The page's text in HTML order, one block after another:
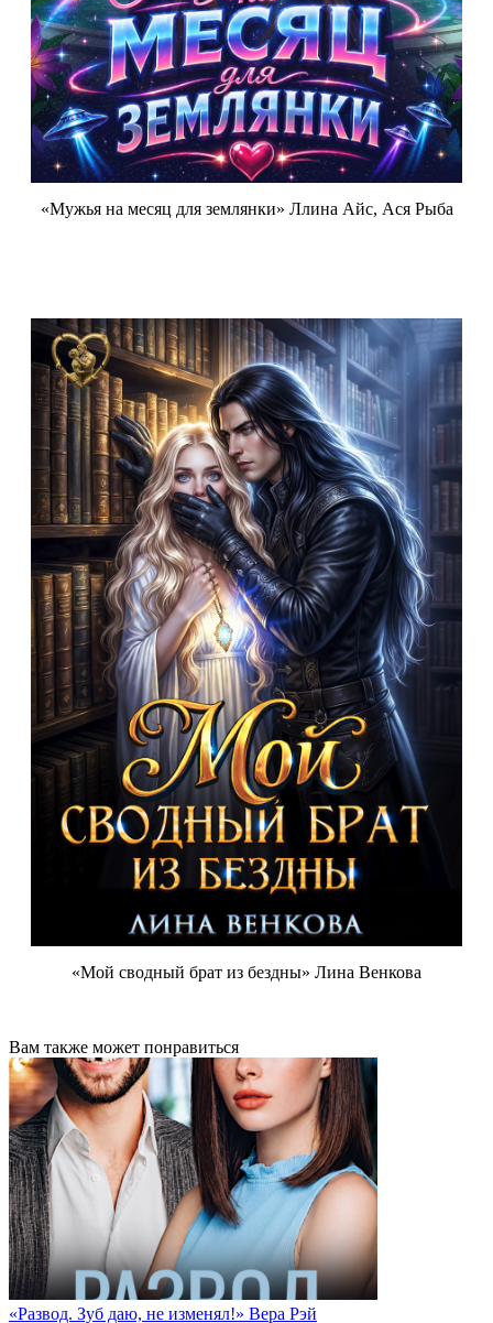
«Мужья на месяц для землянки» Ллина Айс, Ася Рыба
«Мой сводный брат из бездны» Лина Венкова
Вам также может понравиться
«Развод. Зуб даю, не изменял!» Вера Рэй